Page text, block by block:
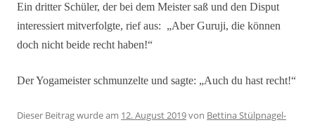
Ein dritter Schüler, der bei dem Meister saß und den Disput
interessiert mitverfolgte, rief aus: „Aber Guruji, die können
doch nicht beide recht haben!“
Der Yogameister schmunzelte und sagte: „Auch du hast recht!“
Dieser Beitrag wurde am 12. August 2019von Bettina Stülpnagel-